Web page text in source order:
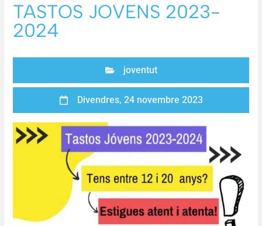
TASTOS JOVENS 2023-
2024
joventut
Divendres, 24 novembre 2023